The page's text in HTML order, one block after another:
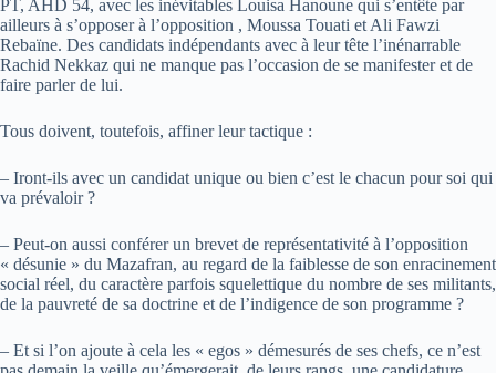
PT, AHD 54, avec les inévitables Louisa Hanoune qui s’entête par
ailleurs à s’opposer à l’opposition , Moussa Touati et Ali Fawzi
Rebaïne. Des candidats indépendants avec à leur tête l’inénarrable
Rachid Nekkaz qui ne manque pas l’occasion de se manifester et de
faire parler de lui.
Tous doivent, toutefois, affiner leur tactique :
– Iront-ils avec un candidat unique ou bien c’est le chacun pour soi qui
va prévaloir ?
– Peut-on aussi conférer un brevet de représentativité à l’opposition
« désunie » du Mazafran, au regard de la faiblesse de son enracinement
social réel, du caractère parfois squelettique du nombre de ses militants,
de la pauvreté de sa doctrine et de l’indigence de son programme ?
– Et si l’on ajoute à cela les « egos » démesurés de ses chefs, ce n’est